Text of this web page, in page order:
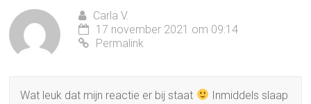
Carla V.
17 november 2021 om 09:14
Permalink
Wat leuk dat mijn reactie er bij staat
Inmiddels slaap